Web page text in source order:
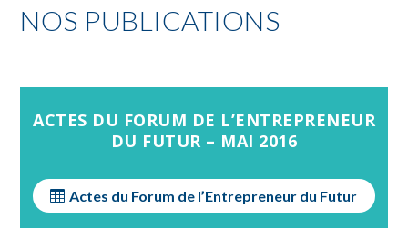
NOS PUBLICATIONS
ACTES DU FORUM DE L’ENTREPRENEUR
DU FUTUR – MAI 2016
Actes du Forum de l’Entrepreneur du Futur